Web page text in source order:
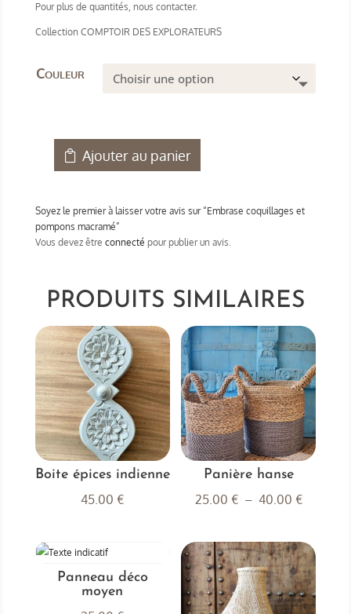
Pour plus de quantités, nous contacter.
Collection COMPTOIR DES EXPLORATEURS
Couleur
quantité
coquillages
et
Ajouter au panier
Soyez le premier à laisser votre avis sur “Embrase coquillages et
pompons macramé”
Vous devez être connecté pour publier un avis.
PRODUITS SIMILAIRES
Boite épices indienne
45.00 €
Panière hanse
25.00 € – 40.00 €Plage
prix :
25.00 €
à
40.00 €
Panneau déco
moyen